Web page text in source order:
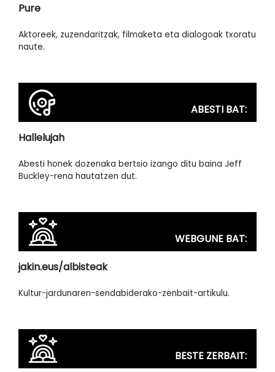
Pure
Aktoreek, zuzendaritzak, filmaketa eta dialogoak txoratu
naute.
ABESTI BAT:
Hallelujah
Abesti honek dozenaka bertsio izango ditu baina Jeff
Buckley-rena hautatzen dut.
WEBGUNE BAT:
jakin.eus/albisteak
Kultur-jardunaren-sendabiderako-zenbait-artikulu.
BESTE ZERBAIT: